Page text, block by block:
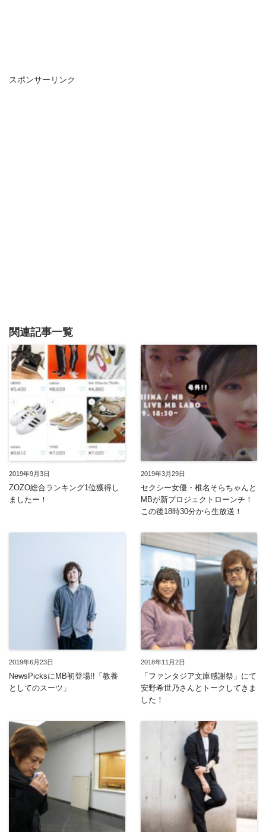
スポンサーリンク
関連記事一覧
2019年9月3日
ZOZO総合ランキング1位獲得し
ましたー！
2019年3月29日
セクシー女優・椎名そらちゃんと
MBが新プロジェクトローンチ！
この後18時30分から生放送！
2019年6月23日
NewsPicksにMB初登場!!「教養
としてのスーツ」
2018年11月2日
「ファンタジア文庫感謝祭」にて
安野希世乃さんとトークしてきま
した！